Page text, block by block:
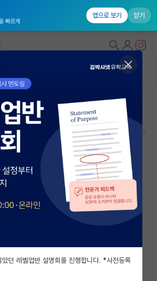
빠르게
앱으로 보기 닫기
무개랩)
판
자대O)에서 석사 어떤가요
았던 레벨업반 설명회를 진행합니다. *사전등록